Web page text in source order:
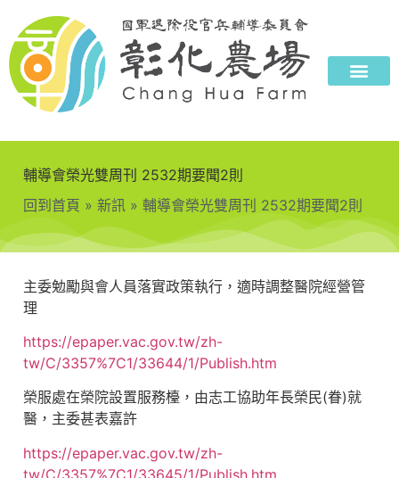
輔導會榮光雙周刊 2532期要聞2則
回到首頁 » 新訊 » 輔導會榮光雙周刊 2532期要聞2則
主委勉勵與會人員落實政策執行，適時調整醫院經營管
理
https://epaper.vac.gov.tw/zh-
tw/C/3357%7C1/33644/1/Publish.htm
榮服處在榮院設置服務檯，由志工協助年長榮民(眷)就
醫， 主委甚表嘉許
https://epaper.vac.gov.tw/zh-
tw/C/3357%7C1/33645/1/Publish.htm